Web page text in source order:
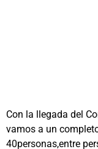
Con la llegada del
vamos a un
40personas,entre